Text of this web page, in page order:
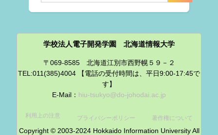
学校法人電子開発学園 北海道情報大学
〒069-8585 北海道江別市西野幌５９－２
TEL:011(385)4004 【電話の受付時間は、平日9:00-17:45で
す】
E-Mail： hiu-tsukyo@do-johodai.ac.jp
利用上の注意 プライバシーポリシー 著作権について
Copyright © 2003-2024 Hokkaido Information University All